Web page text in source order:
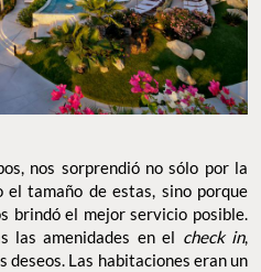
nos sorprendió no sólo por la
el tamaño de estas, sino porque
brindó el mejor servicio posible.
las amenidades en el check in,
deseos. Las habitaciones eran un